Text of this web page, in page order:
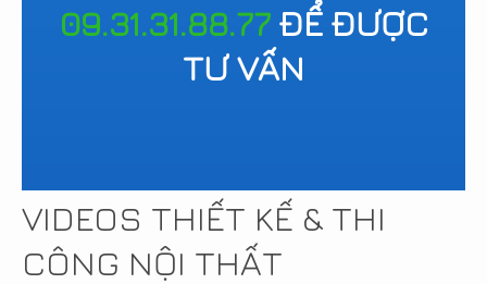
09.31.31.88.77ĐỂ ĐƯỢC
TƯ VẤN
VIDEOS THIẾT KẾ & THI
CÔNG NỘI THẤT